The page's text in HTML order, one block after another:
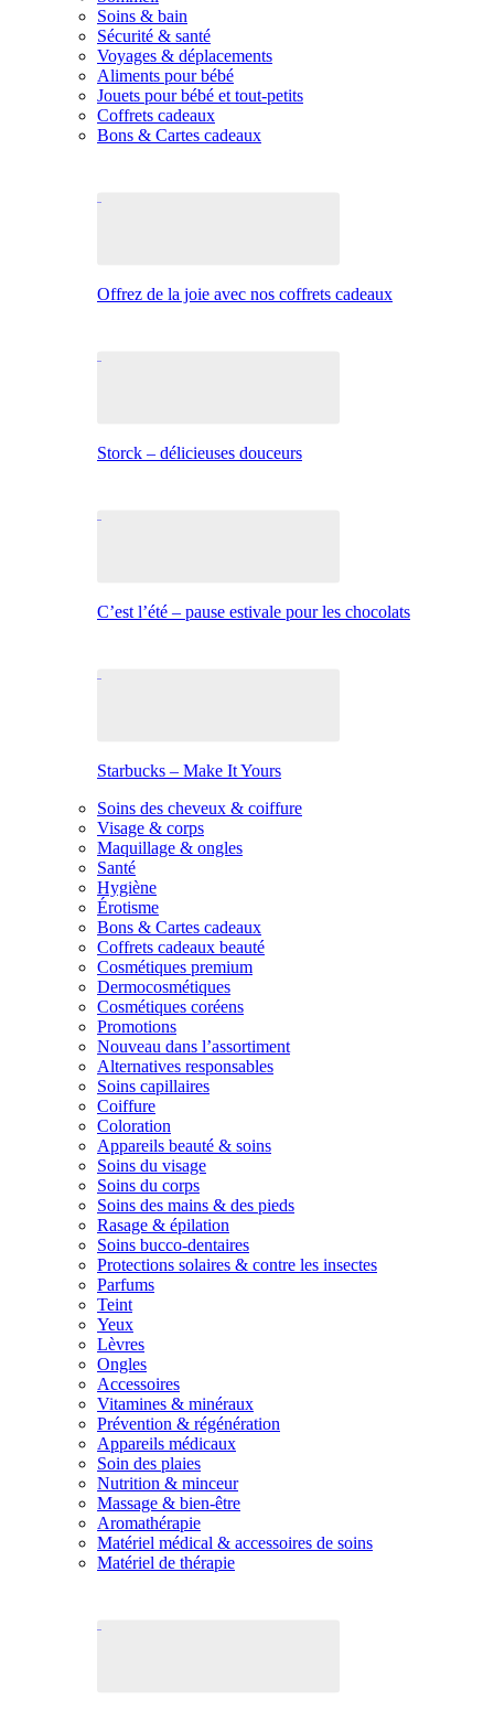
Soins & bain
Sécurité & santé
Voyages & déplacements
Aliments pour bébé
Jouets pour bébé et tout-petits
Coffrets cadeaux
Bons & Cartes cadeaux
Offrez de la joie avec nos coffrets cadeaux
Storck – délicieuses douceurs
C’est l’été – pause estivale pour les chocolats
Starbucks – Make It Yours
Soins des cheveux & coiffure
Visage & corps
Maquillage & ongles
Santé
Hygiène
Érotisme
Bons & Cartes cadeaux
Coffrets cadeaux beauté
Cosmétiques premium
Dermocosmétiques
Cosmétiques coréens
Promotions
Nouveau dans l’assortiment
Alternatives responsables
Soins capillaires
Coiffure
Coloration
Appareils beauté & soins
Soins du visage
Soins du corps
Soins des mains & des pieds
Rasage & épilation
Soins bucco-dentaires
Protections solaires & contre les insectes
Parfums
Teint
Yeux
Lèvres
Ongles
Accessoires
Vitamines & minéraux
Prévention & régénération
Appareils médicaux
Soin des plaies
Nutrition & minceur
Massage & bien-être
Aromathérapie
Matériel médical & accessoires de soins
Matériel de thérapie